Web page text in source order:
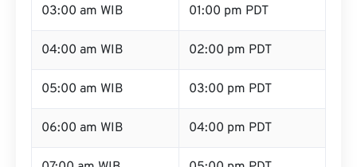
03:00 am WIB 01:00 pm PDT
04:00 am WIB 02:00 pm PDT
05:00 am WIB 03:00 pm PDT
06:00 am WIB 04:00 pm PDT